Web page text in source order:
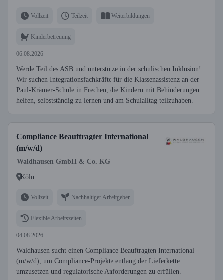
Vollzeit Teilzeit Weiterbildungen
Kinderbetreuung
06.08.2026
Werde Teil des ASB und unterstütze in der schulischen Inklusion!
Wir suchen Integrationsfachkräfte für die Klassenassistenz an der
Paul-Krämer-Schule in Frechen, die Kindern mit Behinderungen
helfen, selbstständig zu lernen und am Schulalltag teilzuhaben.
Compliance Beauftragter International
(m/w/d)
Waldhausen GmbH & Co. KG
Köln
Vollzeit Nachhaltiger Arbeitgeber
Flexible Arbeitszeiten
04.08.2026
Waldhausen sucht einen Compliance Beauftragten International
(m/w/d), um Compliance-Projekte entlang der Lieferkette
umzusetzen und regulatorische Anforderungen zu erfüllen.